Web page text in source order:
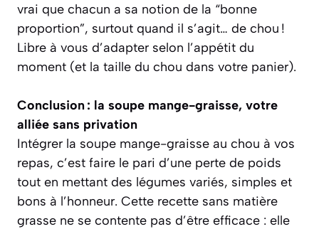
vrai que chacun a sa notion de la “bonne
proportion”, surtout quand il s’agit… de chou !
Libre à vous d’adapter selon l’appétit du
moment (et la taille du chou dans votre panier).
Conclusion : la soupe mange-graisse, votre
alliée sans privation
Intégrer la soupe mange-graisse au chou à vos
repas, c’est faire le pari d’une perte de poids
tout en mettant des légumes variés, simples et
bons à l’honneur. Cette recette sans matière
grasse ne se contente pas d’être efficace : elle